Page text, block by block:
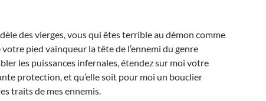
des vierges, vous qui êtes terrible au démon comme
pied vainqueur la tête de l’ennemi du genre
les puissances infernales, étendez sur moi votre
protection, et qu’elle soit pour moi un bouclier
traits de mes ennemis.